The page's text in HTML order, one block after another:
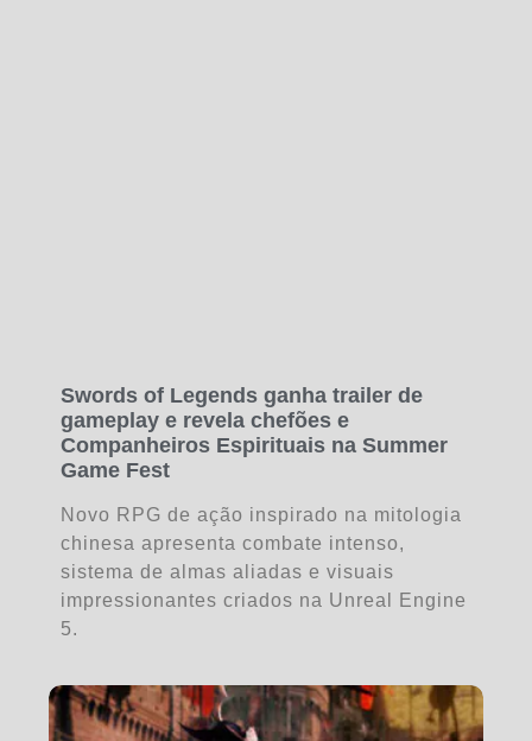
Swords of Legends ganha trailer de
gameplay e revela chefões e
Companheiros Espirituais na Summer
Game Fest
Novo RPG de ação inspirado na mitologia
chinesa apresenta combate intenso,
sistema de almas aliadas e visuais
impressionantes criados na Unreal Engine
5.